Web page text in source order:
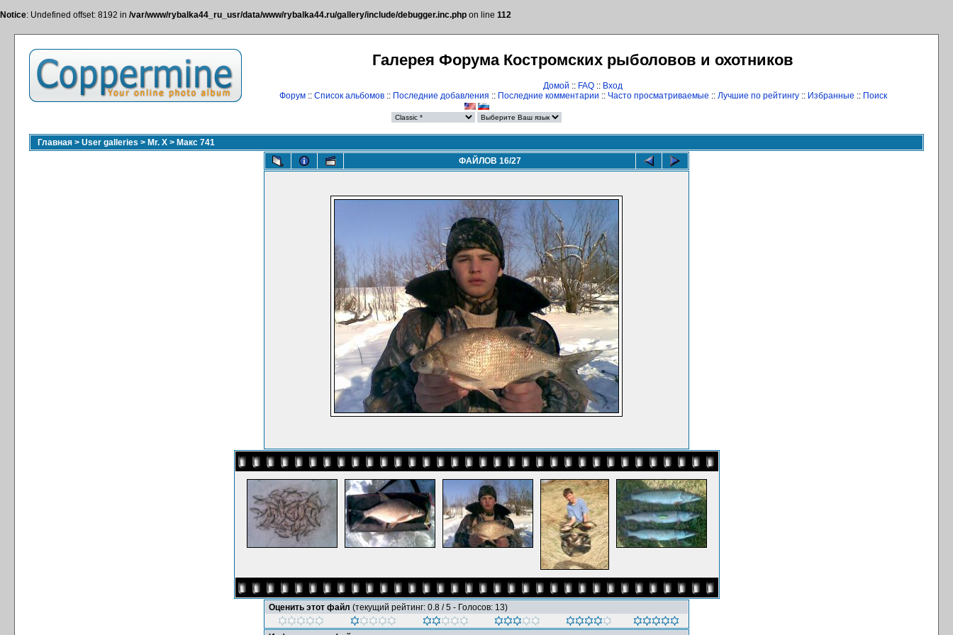
Notice: Undefined offset: 8192 in /var/www/rybalka44_ru_usr/data/www/rybalka44.ru/gallery/include/debugger.inc.php on line 112
Галерея Форума Костромских рыболовов и охотников
Домой :: FAQ :: Вход
Форум:: Список альбомов:: Последние добавления :: Последние комментарии :: Часто просматриваемые :: Лучшие по рейтингу:: Избранные :: Поиск
Главная > User galleries > Mr. X > Макс 741
ФАЙЛОВ 16/27
Оценить этот файл (текущий рейтинг: 0.8 / 5 - Голосов: 13)